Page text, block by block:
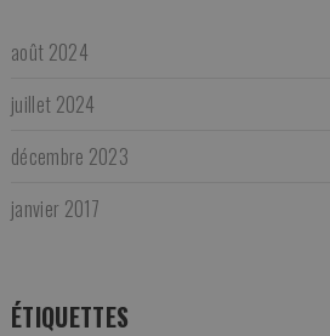
août 2024
juillet 2024
décembre 2023
janvier 2017
ÉTIQUETTES